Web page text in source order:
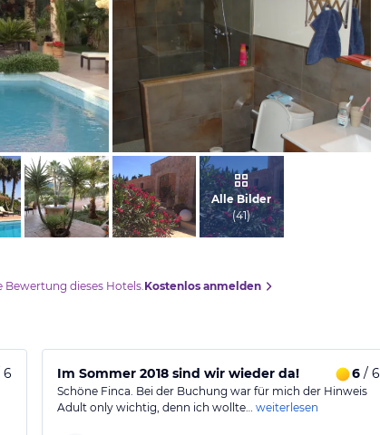
von Teresa, Oktober 2017
von Thomas, August 2014
Alle Bilder
(41)
Bewertung dieses Hotels.Kostenlos anmelden
6 Im Sommer 2018 sind wir wieder da! 6/ 6
Schöne Finca. Bei der Buchung war für mich der Hinweis
Adult only wichtig, denn ich wollte… weiterlesen